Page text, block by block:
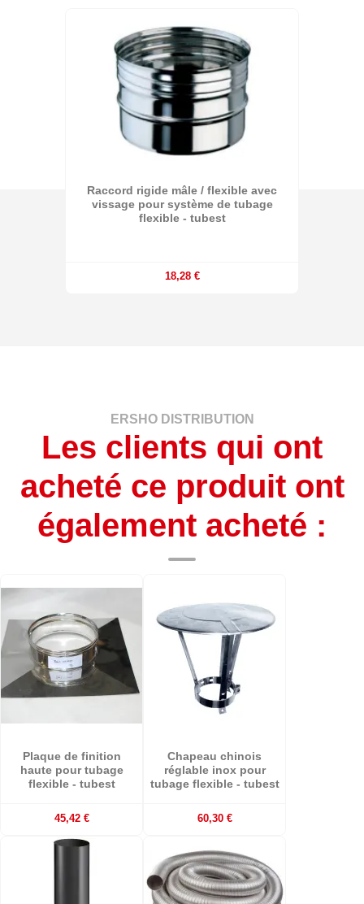
Raccord rigide mâle / flexible avec
vissage pour système de tubage
flexible - tubest
18,28 €
ERSHO DISTRIBUTION
Les clients qui ont
acheté ce produit ont
également acheté :
Plaque de finition
haute pour tubage
flexible - tubest
45,42 €
Chapeau chinois
réglable inox pour
tubage flexible - tubest
60,30 €